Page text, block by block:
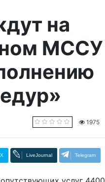
на
МССУ
1975
X LiveJournal Telegram